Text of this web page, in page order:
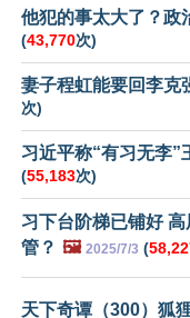
他犯的事太大了？政
(43,770次)
妻子程虹能要回李克
次)
习近平称“有习无李”
(55,183次)
习下台阶梯已铺好
管？ 🖼️ 2025/7/3 (
天下奇谭（300）狐